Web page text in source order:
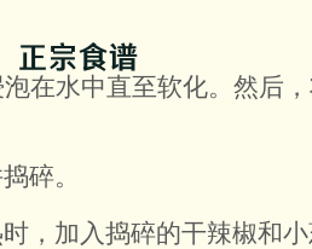
正宗食谱
在水中直至软化。然后
碎。
，加入捣碎的干辣椒和